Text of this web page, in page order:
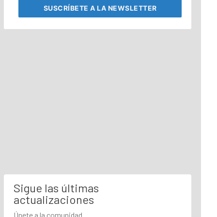
SUSCRÍBETE A LA NEWSLETTER
Sigue las últimas
actualizaciones
Únete a la comunidad